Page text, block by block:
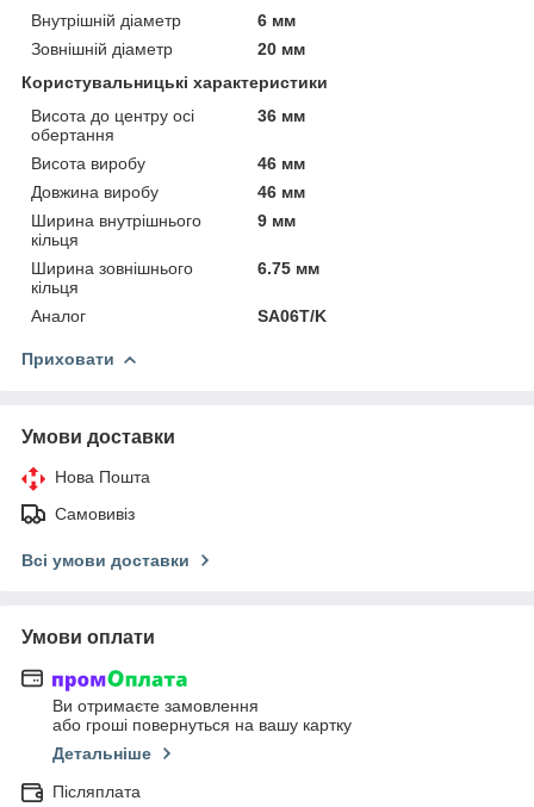
Внутрішній діаметр
6 мм
Зовнішній діаметр
20 мм
Користувальницькі характеристики
Висота до центру осі
обертання
36 мм
Висота виробу
46 мм
Довжина виробу
46 мм
Ширина внутрішнього
кільця
9 мм
Ширина зовнішнього
кільця
6.75 мм
Аналог SA06T/K
Приховати
Умови доставки
Нова Пошта
Самовивіз
Всі умови доставки
Умови оплати
Ви отримаєте замовлення
або гроші повернуться на вашу картку
Детальніше
Післяплата